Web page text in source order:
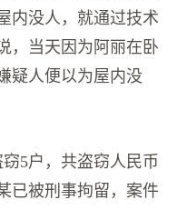
内没人，就通过技术
，当天因为阿丽在卧
疑人便以为屋内没
5户，共盗窃人民币
已被刑事拘留，案件